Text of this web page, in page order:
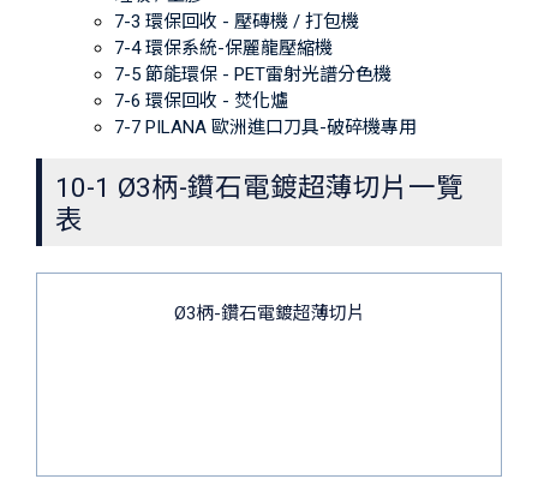
7-3 環保回收 - 壓磚機 / 打包機
7-4 環保系統-保麗龍壓縮機
7-5 節能環保 - PET雷射光譜分色機
7-6 環保回收 - 焚化爐
7-7 PILANA 歐洲進口刀具-破碎機專用
10-1 Ø3柄-鑽石電鍍超薄切片一覽
表
Ø3柄-鑽石電鍍超薄切片